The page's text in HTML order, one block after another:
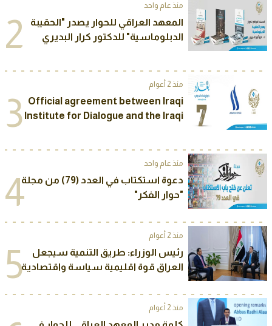
منذ عام واحد
2
المعهد العراقي للحوار يصدر "الحقيبة
الدبلوماسية" للدكتور كرار البديري
منذ 2 أعوام
3 Official agreement between Iraqi
Institute for Dialogue and the Iraqi
Conference of “Baghdad Dialogue”
منذ عام واحد
4دعوة استكتاب في العدد (79) من مجلة
"حوار الفكر"
منذ 2 أعوام
5
رئيس الوزراء: طريق التنمية سيجعل
العراق قوة اقليمية سياسة واقتصادية
منذ 2 أعوام